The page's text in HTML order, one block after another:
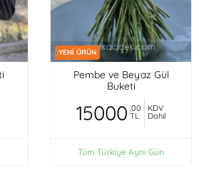
YENİ ÜRÜN
Pembe ve Beyaz Gül
Buketi
15000 ,00
TL
KDV
Dahil
Tüm Türkiye Aynı Gün